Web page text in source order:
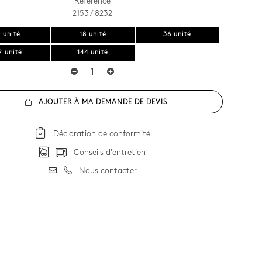
2153 / 8232
unité 18 unité 36 unité
unité 144 unité
AJOUTER À MA DEMANDE DE DEVIS
Déclaration de conformité
Conseils d'entretien
Nous contacter